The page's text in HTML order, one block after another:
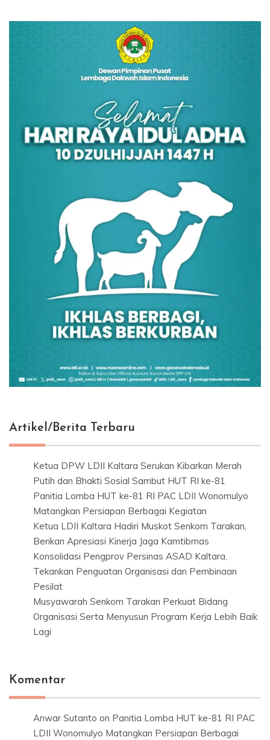
Artikel/Berita Terbaru
Ketua DPW LDII Kaltara Serukan Kibarkan Merah
Putih dan Bhakti Sosial Sambut HUT RI ke-81
Panitia Lomba HUT ke-81 RI PAC LDII Wonomulyo
Matangkan Persiapan Berbagai Kegiatan
Ketua LDII Kaltara Hadiri Muskot Senkom Tarakan,
Berikan Apresiasi Kinerja Jaga Kamtibmas
Konsolidasi Pengprov Persinas ASAD Kaltara,
Tekankan Penguatan Organisasi dan Pembinaan
Pesilat
Musyawarah Senkom Tarakan Perkuat Bidang
Organisasi Serta Menyusun Program Kerja Lebih Baik
Lagi
Komentar
Anwar Sutanto on Panitia Lomba HUT ke-81 RI PAC
LDII Wonomulyo Matangkan Persiapan Berbagai